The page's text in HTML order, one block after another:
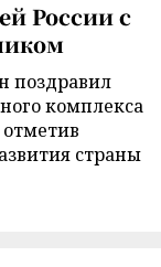
России с
поздравил
комплекса
страны